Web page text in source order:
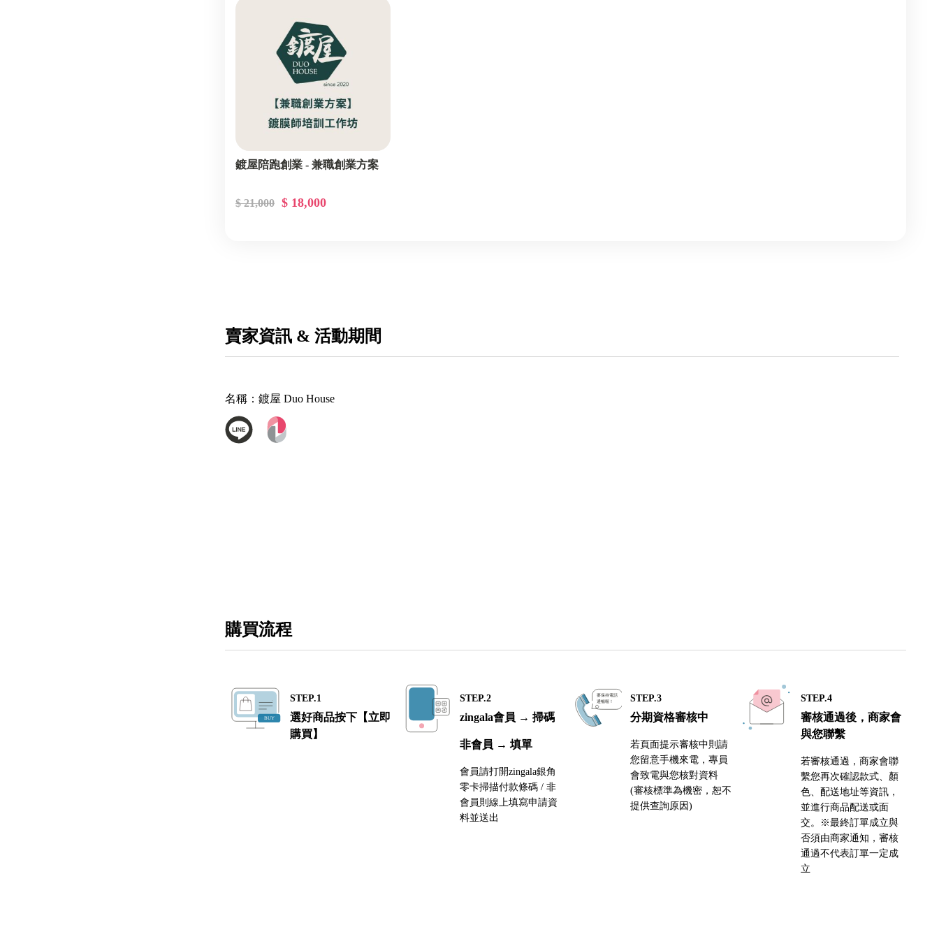
鍍屋陪跑創業 - 兼職創業方案
$ 21,000 $ 18,000
賣家資訊 & 活動期間
名稱： 鍍屋 Duo House
購買流程
STEP.1
選好商品按下【立即
購買】
STEP.2
zingala會員 → 掃碼
非會員 → 填單
會員請打開zingala銀角
零卡掃描付款條碼 / 非
會員則線上填寫申請資
料並送出
STEP.3
分期資格審核中
若頁面提示審核中則請
您留意手機來電，專員
會致電與您核對資料
(審核標準為機密，恕不
提供查詢原因)
STEP.4
審核通過後，商家會
與您聯繫
若審核通過，商家會聯
繫您再次確認款式、顏
色、配送地址等資訊，
並進行商品配送或面
交。※最終訂單成立與
否須由商家通知，審核
通過不代表訂單一定成
立